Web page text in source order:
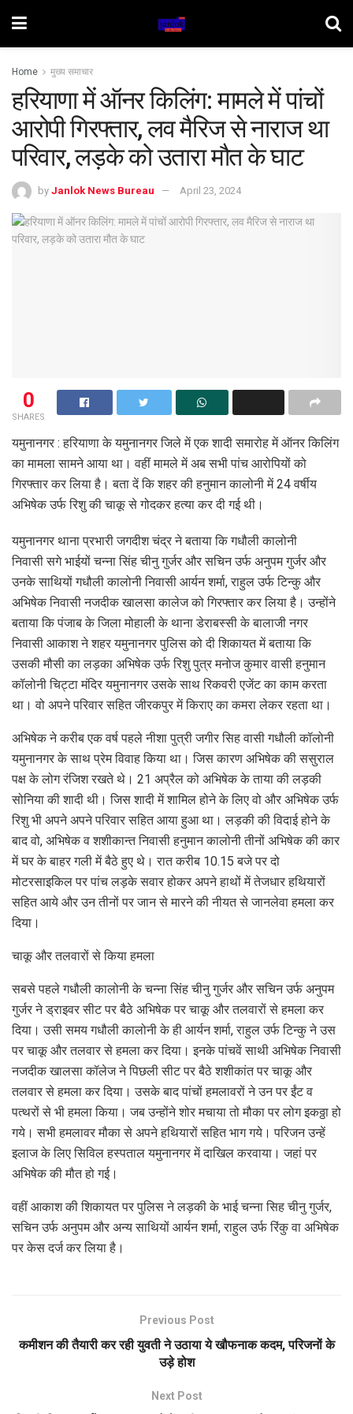
Home मुख्य समाचार
हरियाणा में ऑनर किलिंग: मामले में पांचों
आरोपी गिरफ्तार, लव मैरिज से नाराज था
परिवार, लड़के को उतारा मौत के घाट
by Janlok News Bureau April 23, 2024
0
SHARES
यमुनानगर : हरियाणा के यमुनानगर जिले में एक शादी समारोह में ऑनर किलिंग
का मामला सामने आया था। वहीं मामले में अब सभी पांच आरोपियों को
गिरफ्तार कर लिया है। बता दें कि शहर की हनुमान कालोनी में 24 वर्षीय
अभिषेक उर्फ रिशु की चाकू से गोदकर हत्या कर दी गई थी।
यमुनानगर थाना प्रभारी जगदीश चंद्र ने बताया कि गधौली कालोनी
निवासी सगे भाईयों चन्ना सिंह चीनु गुर्जर और सचिन उर्फ अनुपम गुर्जर और
उनके साथियों गधौली कालोनी निवासी आर्यन शर्मा, राहुल उर्फ टिन्कु और
अभिषेक निवासी नजदीक खालसा कालेज को गिरफ्तार कर लिया है। उन्होंने
बताया कि पंजाब के जिला मोहाली के थाना डेराबस्सी के बालाजी नगर
निवासी आकाश ने शहर यमुनानगर पुलिस को दी शिकायत में बताया कि
उसकी मौसी का लड़का अभिषेक उर्फ रिशु पुत्र मनोज कुमार वासी हनुमान
कॉलोनी चिट्टा मंदिर यमुनानगर उसके साथ रिकवरी एजेंट का काम करता
था। वो अपने परिवार सहित जीरकपुर में किराए का कमरा लेकर रहता था।
अभिषेक ने करीब एक वर्ष पहले नीशा पुत्री जगीर सिह वासी गधौली कॉलोनी
यमुनानगर के साथ प्रेम विवाह किया था। जिस कारण अभिषेक की ससुराल
पक्ष के लोग रंजिश रखते थे। 21 अप्रैल को अभिषेक के ताया की लड़की
सोनिया की शादी थी। जिस शादी में शामिल होने के लिए वो और अभिषेक उर्फ
रिशु भी अपने अपने परिवार सहित आया हुआ था। लड़की की विदाई होने के
बाद वो, अभिषेक व शशीकान्त निवासी हनुमान कालोनी तीनों अभिषेक की कार
में घर के बाहर गली में बैठे हुए थे। रात करीब 10.15 बजे पर दो
मोटरसाइकिल पर पांच लड़के सवार होकर अपने हाथों में तेजधार हथियारों
सहित आये और उन तीनों पर जान से मारने की नीयत से जानलेवा हमला कर
दिया।
चाकू और तलवारों से किया हमला
सबसे पहले गधौली कालोनी के चन्ना सिंह चीनु गुर्जर और सचिन उर्फ अनुपम
गुर्जर ने ड्राइवर सीट पर बैठे अभिषेक पर चाकू और तलवारों से हमला कर
दिया। उसी समय गधौली कालोनी के ही आर्यन शर्मा, राहुल उर्फ टिन्कु ने उस
पर चाकू और तलवार से हमला कर दिया। इनके पांचवें साथी अभिषेक निवासी
नजदीक खालसा कॉलेज ने पिछली सीट पर बैठे शशीकांत पर चाकू और
तलवार से हमला कर दिया। उसके बाद पांचों हमलावरों ने उन पर ईंट व
पत्थरों से भी हमला किया। जब उन्होंने शोर मचाया तो मौका पर लोग इकठ्ठा हो
गये। सभी हमलावर मौका से अपने हथियारों सहित भाग गये। परिजन उन्हें
इलाज के लिए सिविल हस्पताल यमुनानगर में दाखिल करवाया। जहां पर
अभिषेक की मौत हो गई।
वहीं आकाश की शिकायत पर पुलिस ने लड़की के भाई चन्ना सिह चीनु गुर्जर,
सचिन उर्फ अनुपम और अन्य साथियों आर्यन शर्मा, राहुल उर्फ रिंकु वा अभिषेक
पर केस दर्ज कर लिया है।
Previous Post
कमीशन की तैयारी कर रही युवती ने उठाया ये खौफनाक कदम, परिजनों के
उड़े होश
Next Post